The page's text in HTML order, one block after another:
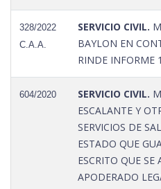
328/2022
C.A.A.
SERVICIO CIVIL.
BAYLON EN
RINDE INFORME
604/2020 SERVICIO CIVIL.
ESCALANTE Y
SERVICIOS DE
ESTADO QUE
ESCRITO QUE SE
APODERADO